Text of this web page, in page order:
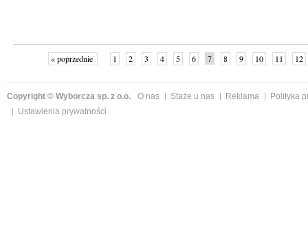
« poprzednie 1 2 3 4 5 6 7 8 9 10 11 12
Copyright © Wyborcza sp. z o.o. O nas Staże u nas Reklama
Polityka
Ustawienia prywatności